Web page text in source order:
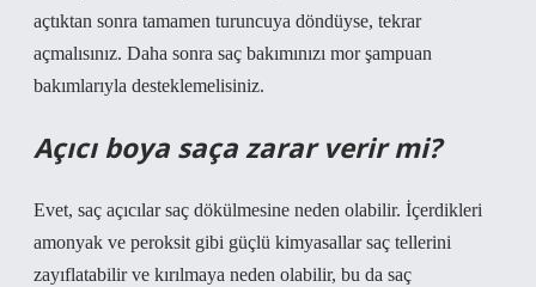
açtıktan sonra tamamen turuncuya döndüyse, tekrar
açmalısınız. Daha sonra saç bakımınızı mor şampuan
bakımlarıyla desteklemelisiniz.
Açıcı boya saça zarar verir mi?
Evet, saç açıcılar saç dökülmesine neden olabilir. İçerdikleri
amonyak ve peroksit gibi güçlü kimyasallar saç tellerini
zayıflatabilir ve kırılmaya neden olabilir, bu da saç